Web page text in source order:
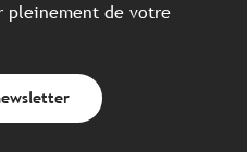
pleinement de votre